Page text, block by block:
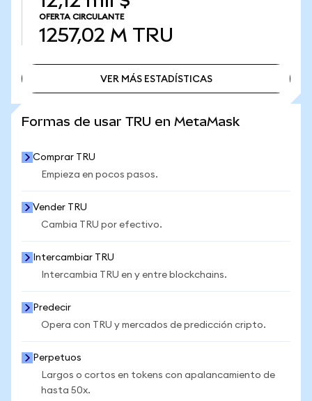
OFERTA CIRCULANTE
1257,02 M TRU
VER MÁS ESTADÍSTICAS
Formas de usar TRU en MetaMask
Comprar TRU
Empieza en pocos pasos.
Vender TRU
Cambia TRU por efectivo.
Intercambiar TRU
Intercambia TRU en y entre blockchains.
Predecir
Opera con TRU y mercados de predicción cripto.
Perpetuos
Largos o cortos en tokens con apalancamiento de
hasta 50x.